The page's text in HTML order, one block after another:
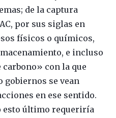
de la captura
por sus siglas en
físicos o químicos,
e incluso
carbono» con la que
gobiernos se vean
en ese sentido.
esto último requeriría